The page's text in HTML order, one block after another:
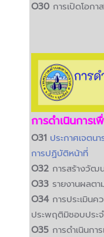
O30 การเปิดโอก
การดำเนินการ
O31 ประกาศเจต
การปฏิบัติหน้าที่
O32 การสร้างวัฒ
O33 รายงานผลต
O34การประเมินค
ประพฤติมิชอบประ
O35 การดำเนินกา